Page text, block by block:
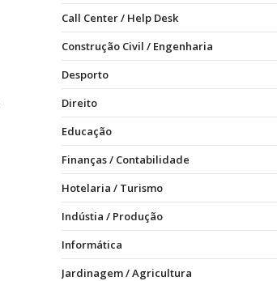
Call Center / Help Desk
Construção Civil / Engenharia
Desporto
Direito
Educação
Finanças / Contabilidade
Hotelaria / Turismo
Indústia / Produção
Informática
Jardinagem / Agricultura